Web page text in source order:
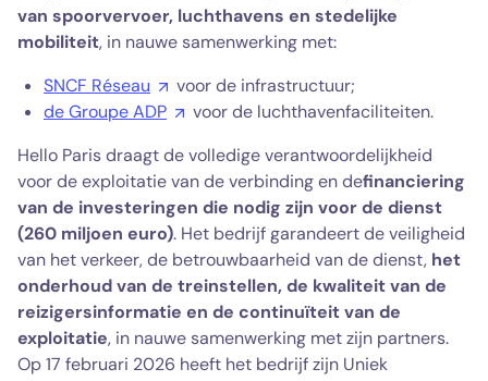
van spoorvervoer, luchthavens en stedelijke
mobiliteit, in nauwe samenwerking met:
SNCF Réseau
voor de infrastructuur;
de Groupe ADP
voor de luchthavenfaciliteiten.
Hello Paris draagt de volledige verantwoordelijkheid
voor de exploitatie van de verbinding en definanciering
van de investeringen die nodig zijn voor de dienst
(260 miljoen euro). Het bedrijf garandeert de veiligheid
van het verkeer, de betrouwbaarheid van de dienst, het
onderhoud van de treinstellen, de kwaliteit van de
reizigersinformatie en de continuïteit van de
exploitatie, in nauwe samenwerking met zijn partners.
Op 17 februari 2026 heeft het bedrijf zijn Uniek